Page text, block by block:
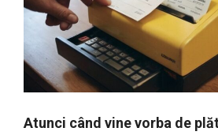
Atunci când vine vorba de